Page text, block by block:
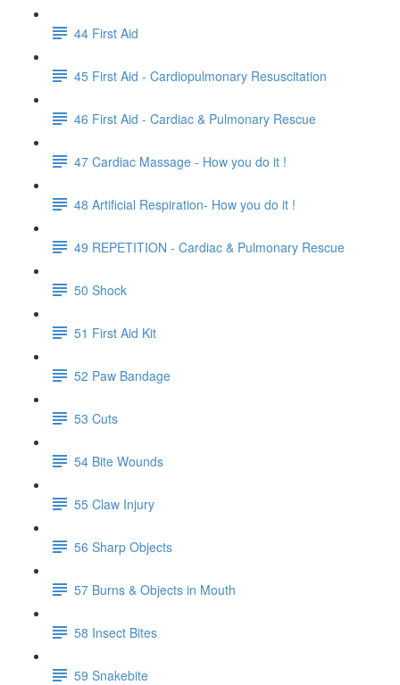
44 First Aid
45 First Aid - Cardiopulmonary Resuscitation
46 First Aid - Cardiac & Pulmonary Rescue
47 Cardiac Massage - How you do it !
48 Artificial Respiration- How you do it !
49 REPETITION - Cardiac & Pulmonary Rescue
50 Shock
51 First Aid Kit
52 Paw Bandage
53 Cuts
54 Bite Wounds
55 Claw Injury
56 Sharp Objects
57 Burns & Objects in Mouth
58 Insect Bites
59 Snakebite